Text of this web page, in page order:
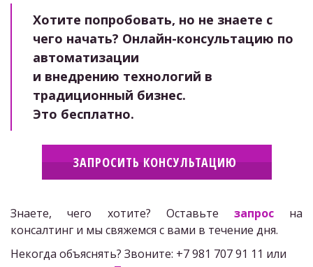
Хотите попробовать, но не знаете с
чего начать? Онлайн-консультацию по
автоматизации
и внедрению технологий в
традиционный бизнес.
Это бесплатно.
ЗАПРОСИТЬ КОНСУЛЬТАЦИЮ
Знаете, чего хотите? Оставьтезапрос на
консалтинг и мы свяжемся с вами в течение дня.
Некогда объяснять? Звоните: +7 981 707 91 11 или